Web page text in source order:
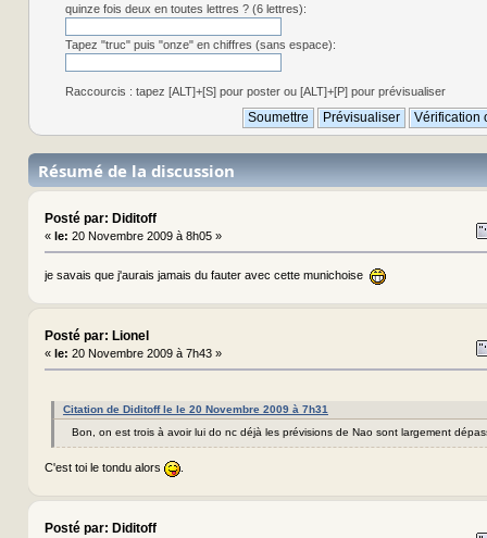
quinze fois deux en toutes lettres ? (6 lettres):
Tapez "truc" puis "onze" en chiffres (sans espace):
Raccourcis : tapez [ALT]+[S] pour poster ou [ALT]+[P] pour prévisualiser
Résumé de la discussion
Posté par: Diditoff
« le: 20 Novembre 2009 à 8h05 »
je savais que j'aurais jamais du fauter avec cette munichoise
Posté par: Lionel
« le: 20 Novembre 2009 à 7h43 »
Citation de Diditoff le le 20 Novembre 2009 à 7h31
Bon, on est trois à avoir lui do nc déjà les prévisions de Nao sont largement
C'est toi le tondu alors .
Posté par: Diditoff